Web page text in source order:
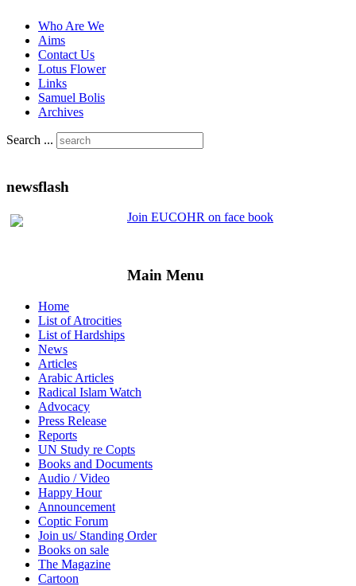
Who Are We
Aims
Contact Us
Lotus Flower
Links
Samuel Bolis
Archives
Search ...
newsflash
Join EUCOHR on face book
Main Menu
Home
List of Atrocities
List of Hardships
News
Articles
Arabic Articles
Radical Islam Watch
Advocacy
Press Release
Reports
UN Study re Copts
Books and Documents
Audio / Video
Happy Hour
Announcement
Coptic Forum
Join us/ Standing Order
Books on sale
The Magazine
Cartoon